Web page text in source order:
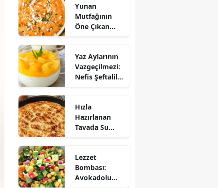
Yunan
Mutfağının
Öne Çıkan
Nasıl Yapılır?
Yaz Aylarının
Vazgeçilmezi:
Nefis Şeftalili
Hızla
Hazırlanan
Tavada Su
Sofralarınıza
Lezzet Katın!
Lezzet
Bombası:
Avokadolu